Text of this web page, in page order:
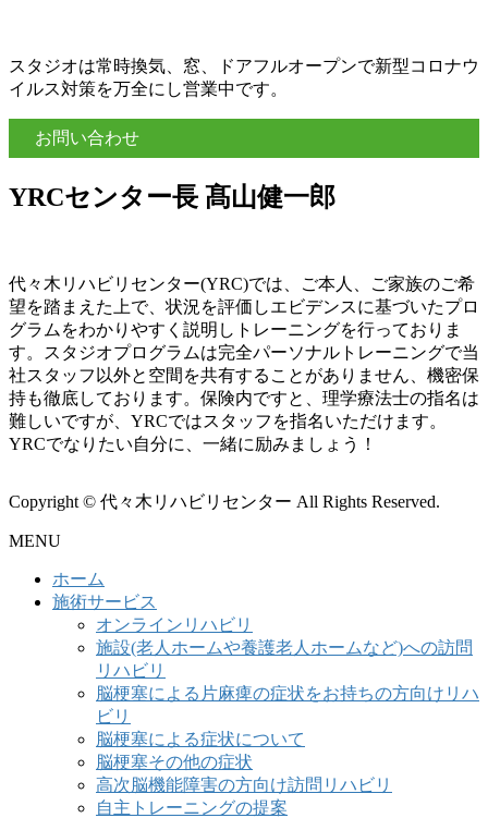
スタジオは常時換気、窓、ドアフルオープンで新型コロナウ
イルス対策を万全にし営業中です。
お問い合わせ
YRCセンター長 髙山健一郎
代々木リハビリセンター(YRC)では、ご本人、ご家族のご希
望を踏まえた上で、状況を評価しエビデンスに基づいたプロ
グラムをわかりやすく説明しトレーニングを行っておりま
す。スタジオプログラムは完全パーソナルトレーニングで当
社スタッフ以外と空間を共有することがありません、機密保
持も徹底しております。保険内ですと、理学療法士の指名は
難しいですが、YRCではスタッフを指名いただけます。
YRCでなりたい自分に、一緒に励みましょう！
Copyright © 代々木リハビリセンター All Rights Reserved.
MENU
ホーム
施術サービス
オンラインリハビリ
施設(老人ホームや養護老人ホームなど)への訪問
リハビリ
脳梗塞による片麻痺の症状をお持ちの方向けリハ
ビリ
脳梗塞による症状について
脳梗塞その他の症状
高次脳機能障害の方向け訪問リハビリ
自主トレーニングの提案